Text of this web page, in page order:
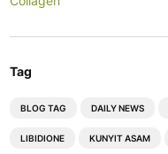
Tag
BLOG TAG DAILY NEWS
LIBIDIONE KUNYIT ASAM